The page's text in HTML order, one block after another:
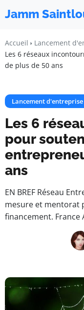
Jamm
Accueil
Lancement
Les 6 réseaux
de plus de 50 ans
Lancement d'entreprise
Les 6
pour
ans
EN BREF Réseau
mesure et mentorat
financement. France